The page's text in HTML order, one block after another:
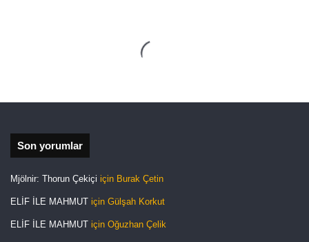
Son yorumlar
Mjölnir: Thorun Çekiçi için Burak Çetin
ELİF İLE MAHMUT için Gülşah Korkut
ELİF İLE MAHMUT için Oğuzhan Çelik